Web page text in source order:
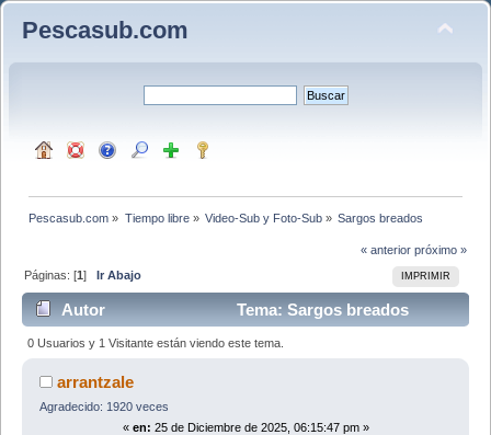
Pescasub.com
Pescasub.com » Tiempo libre» Video-Sub y Foto-Sub» Sargos breados
« anterior próximo »
IMPRIMIR
Páginas: [1]Ir Abajo
Autor
Tema: Sargos breados
(Leído 495 veces)
0 Usuarios y 1 Visitante están viendo este tema.
arrantzale
Agradecido: 1920 veces
« en: 25 de Diciembre de 2025, 06:15:47 pm »